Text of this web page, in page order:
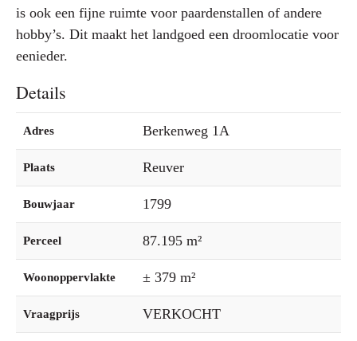
is ook een fijne ruimte voor paardenstallen of andere
hobby’s. Dit maakt het landgoed een droomlocatie voor
eenieder.
Details
Adres Berkenweg 1A
Plaats Reuver
Bouwjaar 1799
Perceel 87.195 m²
Woonoppervlakte ± 379 m²
Vraagprijs VERKOCHT